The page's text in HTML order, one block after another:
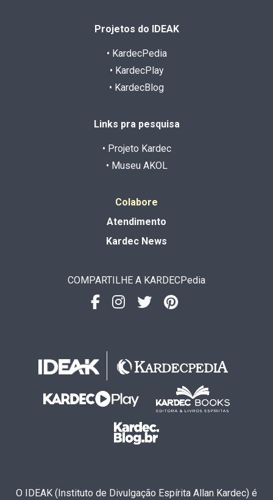
Projetos do IDEAK
• KardecPedia
• KardecPlay
• KardecBlog
Links pra pesquisa
• Projeto Kardec
• Museu AKOL
Colabore
Atendimento
Kardec News
COMPARTILHE A KARDECPedia
O IDEAK (Instituto de Divulgação Espírita Allan Kardec) é